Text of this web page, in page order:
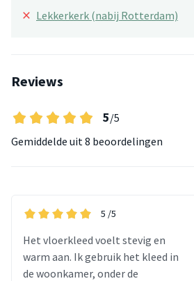
× Lekkerkerk (nabij Rotterdam)
Reviews
5/5
Gemiddelde uit 8 beoordelingen
5 /5
Het vloerkleed voelt stevig en
warm aan. Ik gebruik het kleed in
de woonkamer, onder de